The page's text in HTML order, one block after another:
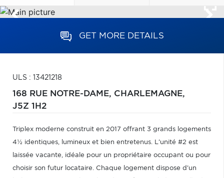
GET MORE DETAILS
ULS : 13421218
168 RUE NOTRE-DAME, CHARLEMAGNE,
J5Z 1H2
Triplex moderne construit en 2017 offrant 3 grands logements
4½ identiques, lumineux et bien entretenus. L'unité #2 est
laissée vacante, idéale pour un propriétaire occupant ou pour
choisir son futur locataire. Chaque logement dispose d'un